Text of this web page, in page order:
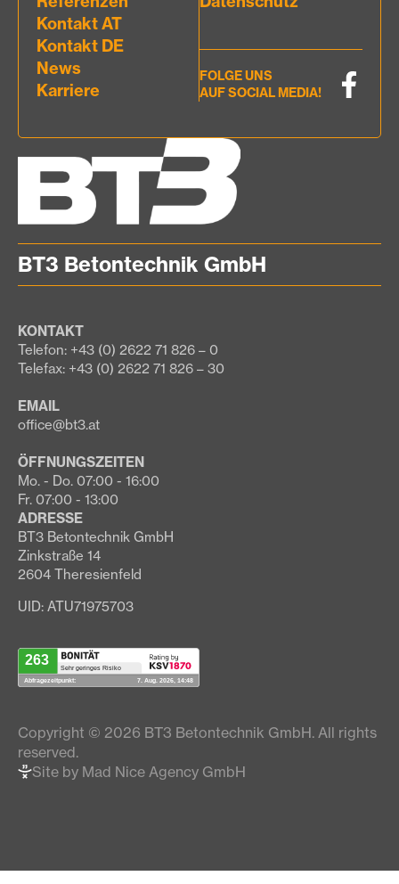
BT3 Betontechnik GmbH
KONTAKT
Telefon: +43 (0) 2622 71 826 – 0
Telefax: +43 (0) 2622 71 826 – 30
EMAIL
office@bt3.at
ÖFFNUNGSZEITEN
Mo. - Do. 07:00 - 16:00
Fr. 07:00 - 13:00
ADRESSE
BT3 Betontechnik GmbH
Zinkstraße 14
2604 Theresienfeld
UID: ATU71975703
Copyright © 2026 BT3 Betontechnik GmbH. All rights
reserved.
Site by Mad Nice Agency GmbH
Kontakt AT
Kontakt DE
News
Karriere
FOLGE UNS
AUF SOCIAL MEDIA!